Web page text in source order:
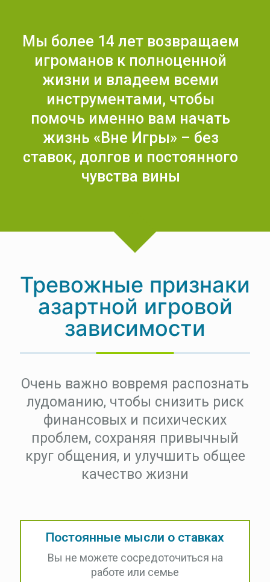
Мы более 14 лет возвращаем
игроманов к полноценной
жизни и владеем всеми
инструментами, чтобы
помочь именно вам начать
жизнь «Вне Игры» – без
ставок, долгов и постоянного
чувства вины
Тревожные признаки
азартной игровой
зависимости
Очень важно вовремя распознать
лудоманию, чтобы снизить риск
финансовых и психических
проблем, сохраняя привычный
круг общения, и улучшить общее
качество жизни
Постоянные мысли о ставках
Вы не можете сосредоточиться на
работе или семье